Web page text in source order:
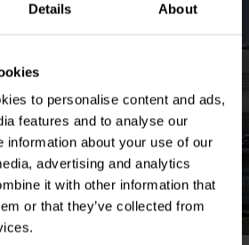
Details About
to personalise content and ads,
features and to analyse our
information about your use of our
advertising and analytics
it with other information that
or that they’ve collected from